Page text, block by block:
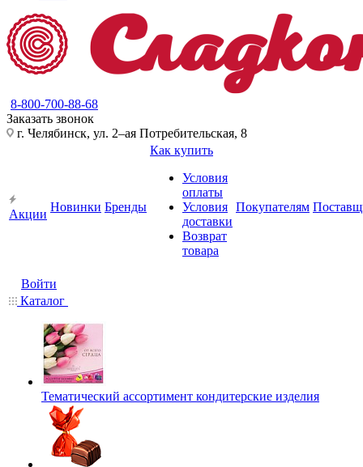
8-800-700-88-68
Заказать звонок
г. Челябинск, ул. 2–ая Потребительская, 8
Акции
Новинки Бренды
Как купить
Условия
оплаты
Условия
доставки
Возврат
товара
Покупателям
Войти
Каталог
Тематический ассортимент кондитерские изделия